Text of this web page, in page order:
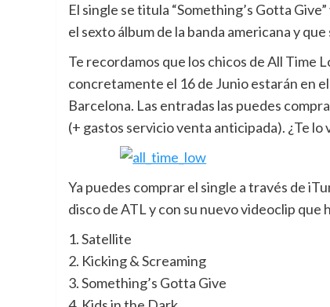
El single se titula “Something’s Gotta
el sexto álbum de la banda americana y
Te recordamos que los chicos de All Time
concretamente el 16 de Junio estarán en
Barcelona. Las entradas las puedes
(+ gastos servicio venta anticipada). ¿Te lo
Ya puedes comprar el single a través de
disco de ATL y con su nuevo videoclip
1. Satellite
2. Kicking & Screaming
3. Something’s Gotta Give